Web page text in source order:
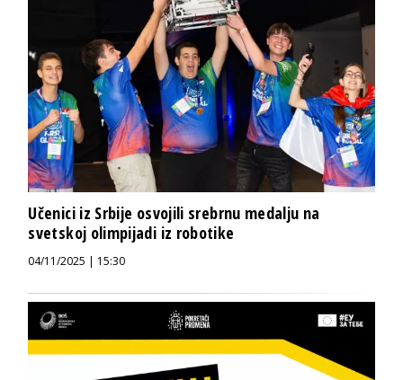
Učenici iz Srbije osvojili srebrnu medalju na
svetskoj olimpijadi iz robotike
04/11/2025 | 15:30